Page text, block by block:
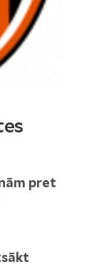
pret